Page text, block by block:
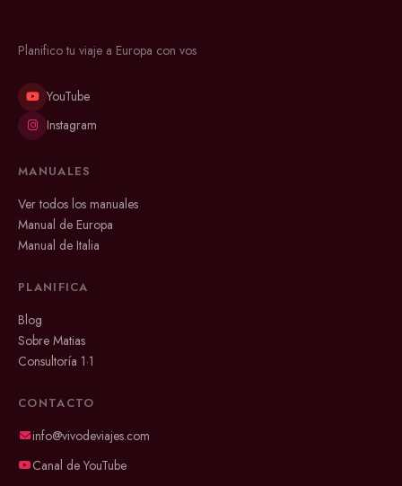
Planifico tu viaje a Europa con vos
YouTube
Instagram
MANUALES
Ver todos los manuales
Manual de Europa
Manual de Italia
PLANIFICA
Blog
Sobre Matias
Consultoría 1·1
CONTACTO
info@vivodeviajes.com
Canal de YouTube